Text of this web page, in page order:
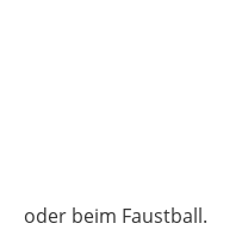
oder beim Faustball.